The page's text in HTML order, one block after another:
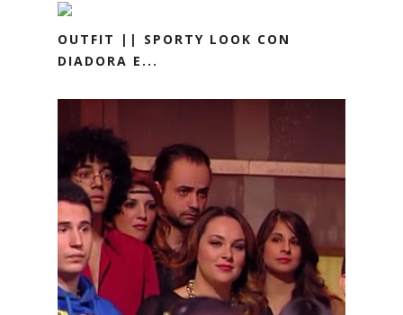
OUTFIT || SPORTY LOOK CON
DIADORA E...